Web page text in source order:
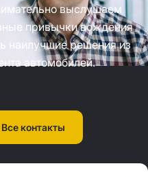
выслушаем
привычки вождения
наилучшие решения из
автомобилей.
Все контакты